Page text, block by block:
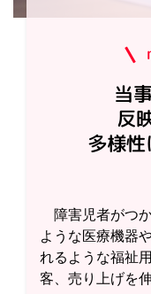
当
反
多様
障害児者がつ
ような医療機器
れるような福祉
客、売り上げを